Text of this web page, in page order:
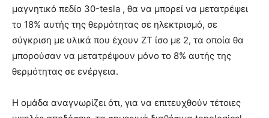
μαγνητικό πεδίο 30-tesla , θα να μπορεί να μετατρέψει
το 18% αυτής της θερμότητας σε ηλεκτρισμό, σε
σύγκριση με υλικά που έχουν ZT ίσο με 2, τα οποία θα
μπορούσαν να μετατρέψουν μόνο το 8% αυτής της
θερμότητας σε ενέργεια.
Η ομάδα αναγνωρίζει ότι, για να επιτευχθούν τέτοιες